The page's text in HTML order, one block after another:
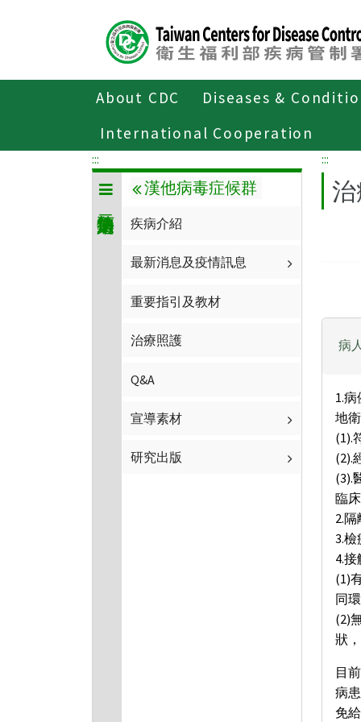
About CDC
Diseases &
International Cooperation
傳染病與防疫專題
:::
漢他病毒症候群
疾病介紹
最新消息及疫情訊息
重要指引及教材
治療照護
Q&A
宣導素材
研究出版
:::
病
1.
地
(1).
(2).
(3).
臨
2.
3.
4.
(1)
同
(2)
狀
目
病
免